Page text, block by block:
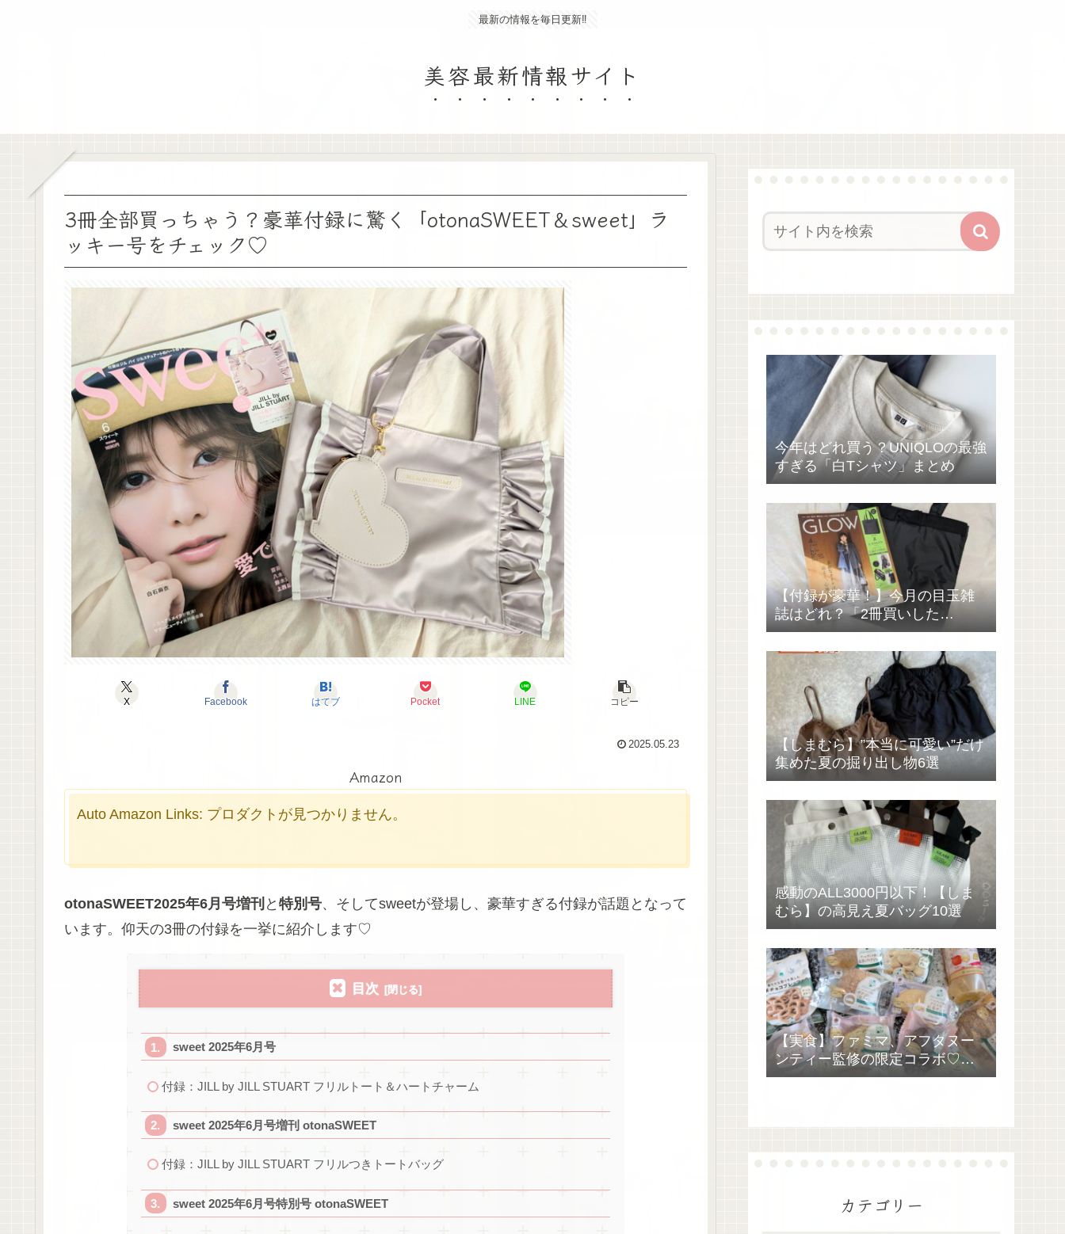
最新の情報を毎日更新‼
美容最新情報サイト
3冊全部買っちゃう？豪華付録に驚く「otonaSWEET＆sweet」ラ
ッキー号をチェック♡
X Facebook はてブ Pocket LINE コピー
2025.05.23
Amazon
Auto Amazon Links: プロダクトが見つかりません。
otonaSWEET2025年6月号増刊 と 特別号、そしてsweetが登場し、豪華すぎる付録が話題となって
います。仰天の3冊の付録を一挙に紹介します♡
目次
sweet 2025年6月号
付録：JILL by JILL STUART フリルトート＆ハートチャーム
sweet 2025年6月号増刊 otonaSWEET
付録：JILL by JILL STUART フリルつきトートバッグ
sweet 2025年6月号特別号 otonaSWEET
今年はどれ買う？UNIQLOの最強
すぎる「白Tシャツ」まとめ
【付録が豪華！】今月の目玉雑
誌はどれ？「2冊買いした
い……」
【しまむら】”本当に可愛い”だけ
集めた夏の掘り出し物6選
感動のALL3000円以下！【しま
むら】の高見え夏バッグ10選
【実食】ファミマ、アフタヌー
ンティー監修の限定コラボ♡過
去最多全28種類が絶品過ぎた！
カテゴリー